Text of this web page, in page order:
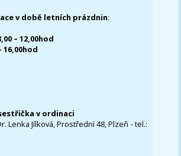
v době letních prázdnin:
– 12,00hod
16,00hod
v ordinaci
Lenka Jílková, Prostřední 48, Plzeň - tel.: